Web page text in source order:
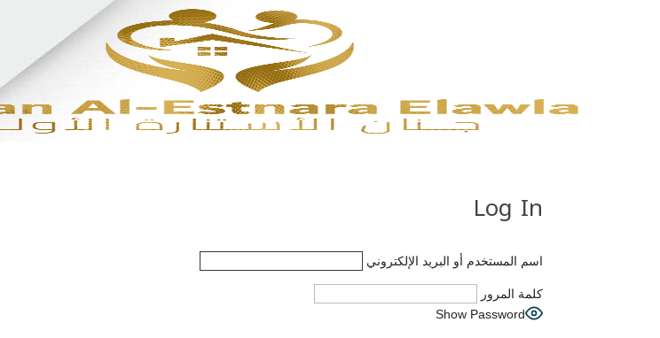
Log In
اسم المستخدم أو البريد الإلكتروني
كلمة المرور
Show Password